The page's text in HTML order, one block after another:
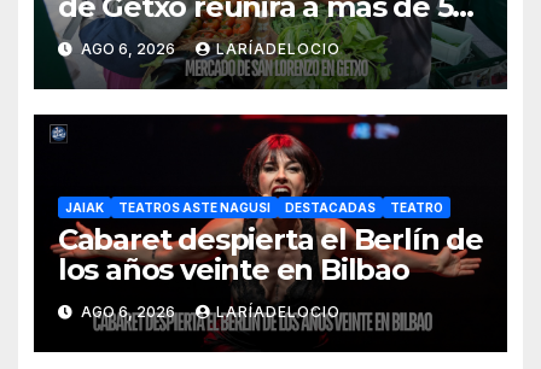
productores del País Vasco
AGO 6, 2026 LARÍADELOCIO
JAIAK TEATROS ASTE NAGUSI DESTACADAS TEATRO
Cabaret despierta el Berlín de
los años veinte en Bilbao
AGO 6, 2026 LARÍADELOCIO